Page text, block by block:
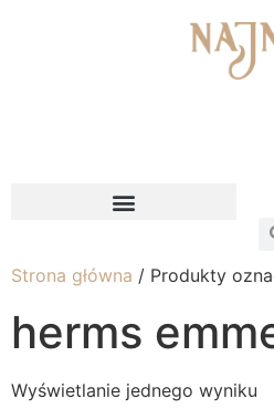
Strona główna / Produkty
herms
Wyświetlanie jednego wyniku